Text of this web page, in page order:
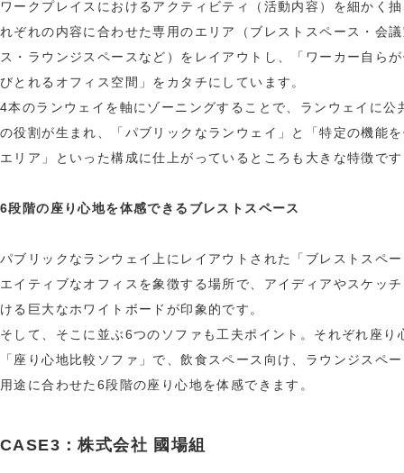
ワークプレイスにおけるアクティビティ（活動内容）を細かく
れぞれの内容に合わせた専用のエリア（ブレストスペース・会
ス・ラウンジスペースなど）をレイアウトし、「ワーカー自ら
びとれるオフィス空間」をカタチにしています。
4本のランウェイを軸にゾーニングすることで、ランウェイに公
の役割が生まれ、「パブリックなランウェイ」と「特定の機能
エリア」といった構成に仕上がっているところも大きな特徴で
6段階の座り心地を体感できるブレストスペース
パブリックなランウェイ上にレイアウトされた「ブレストスペ
エイティブなオフィスを象徴する場所で、アイディアやスケッ
ける巨大なホワイトボードが印象的です。
そして、そこに並ぶ6つのソファも工夫ポイント。それぞれ座り
「座り心地比較ソファ」で、飲食スペース向け、ラウンジスペ
用途に合わせた6段階の座り心地を体感できます。
CASE3：株式会社 國場組